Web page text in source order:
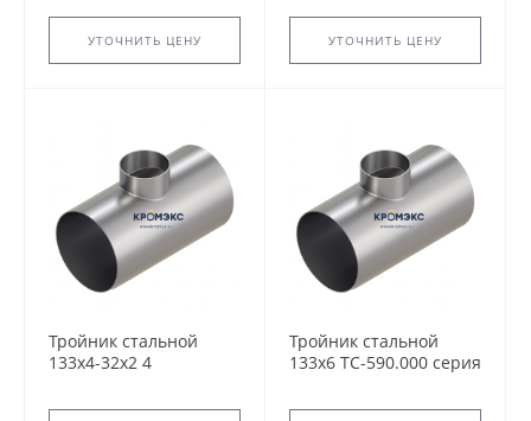
5.903-13 переходный
сварнойУТОЧНИТЬ ЦЕНУ
5.903-13 переходный
сварнойУТОЧНИТЬ ЦЕНУ
Тройник стальной
133x4-32х2 4
5.903-13 переходный
Тройник стальной
133x6 ТС-590.000 серия
равнопроходный